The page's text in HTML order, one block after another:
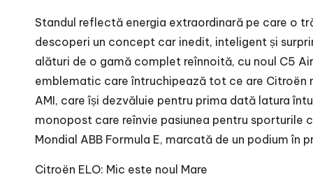
Standul reflectă energia extraordinară pe care o
descoperi un concept car inedit, inteligent și
alături de o gamă complet reînnoită, cu noul C5
emblematic care întruchipează tot ce are
AMI, care își dezvăluie pentru prima dată latura
monopost care reînvie pasiunea pentru
Mondial ABB Formula E, marcată de un podium în
Citroën ELO: Mic este noul Mare